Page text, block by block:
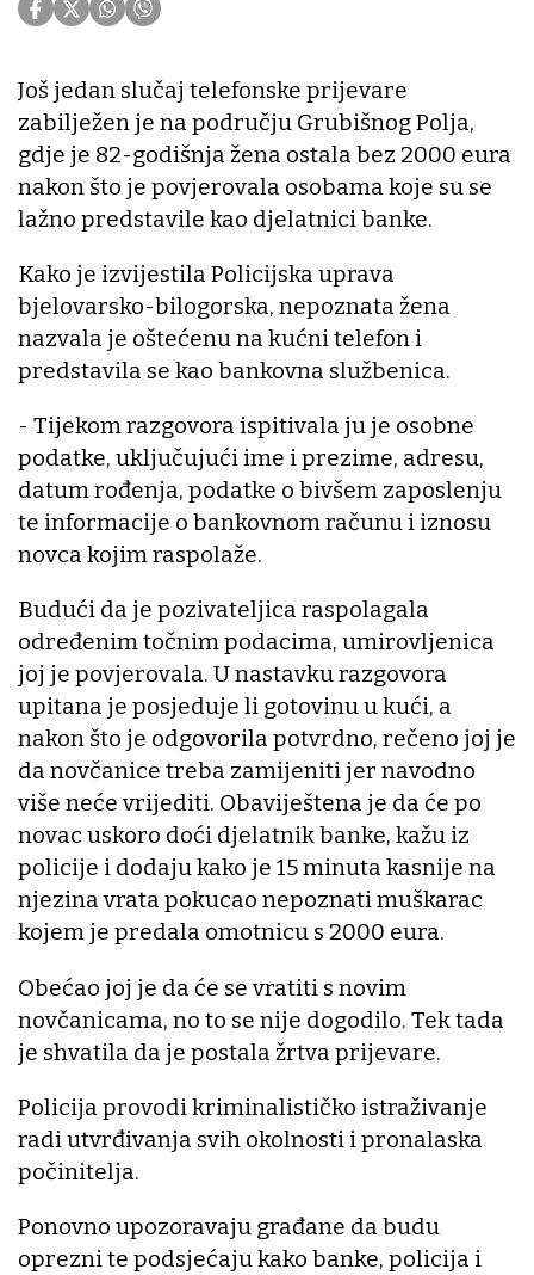
Još jedan slučaj telefonske prijevare
zabilježen je na području Grubišnog Polja,
gdje je 82-godišnja žena ostala bez 2000 eura
nakon što je povjerovala osobama koje su se
lažno predstavile kao djelatnici banke.
Kako je izvijestila Policijska uprava
bjelovarsko-bilogorska, nepoznata žena
nazvala je oštećenu na kućni telefon i
predstavila se kao bankovna službenica.
- Tijekom razgovora ispitivala ju je osobne
podatke, uključujući ime i prezime, adresu,
datum rođenja, podatke o bivšem zaposlenju
te informacije o bankovnom računu i iznosu
novca kojim raspolaže.
Budući da je pozivateljica raspolagala
određenim točnim podacima, umirovljenica
joj je povjerovala. U nastavku razgovora
upitana je posjeduje li gotovinu u kući, a
nakon što je odgovorila potvrdno, rečeno joj je
da novčanice treba zamijeniti jer navodno
više neće vrijediti. Obaviještena je da će po
novac uskoro doći djelatnik banke, kažu iz
policije i dodaju kako je 15 minuta kasnije na
njezina vrata pokucao nepoznati muškarac
kojem je predala omotnicu s 2000 eura.
Obećao joj je da će se vratiti s novim
novčanicama, no to se nije dogodilo. Tek tada
je shvatila da je postala žrtva prijevare.
Policija provodi kriminalističko istraživanje
radi utvrđivanja svih okolnosti i pronalaska
počinitelja.
Ponovno upozoravaju građane da budu
oprezni te podsjećaju kako banke, policija i